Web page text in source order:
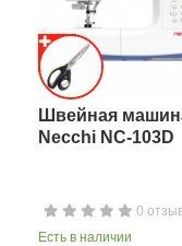
Швейная
Necchi NC-103D
0
Есть в наличии